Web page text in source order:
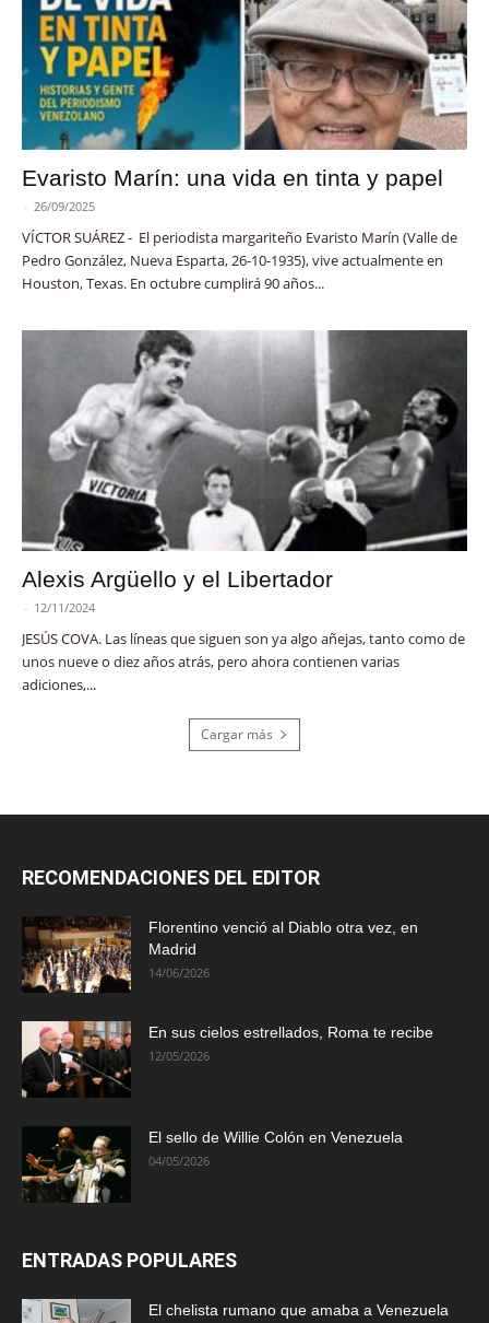
Evaristo Marín: una vida en tinta y papel
- 26/09/2025
VÍCTOR SUÁREZ - El periodista margariteño Evaristo Marín (Valle de
Pedro González, Nueva Esparta, 26-10-1935), vive actualmente en
Houston, Texas. En octubre cumplirá 90 años...
Alexis Argüello y el Libertador
- 12/11/2024
JESÚS COVA. Las líneas que siguen son ya algo añejas, tanto como de
unos nueve o diez años atrás, pero ahora contienen varias
adiciones,...
Cargar más
RECOMENDACIONES DEL EDITOR
Florentino venció al Diablo otra vez, en
Madrid
14/06/2026
En sus cielos estrellados, Roma te recibe
12/05/2026
El sello de Willie Colón en Venezuela
04/05/2026
ENTRADAS POPULARES
El chelista rumano que amaba a Venezuela